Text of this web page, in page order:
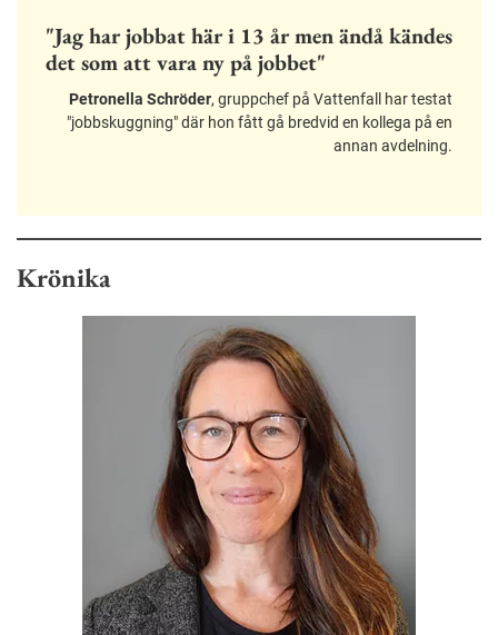
"Jag har jobbat här i 13 år men ändå kändes
det som att vara ny på jobbet"
Petronella Schröder, gruppchef på Vattenfall har testat
"jobbskuggning" där hon fått gå bredvid en kollega på en
annan avdelning.
Krönika